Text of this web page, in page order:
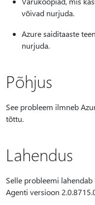
võivad nurjuda.
Azure saiditaaste
nurjuda.
Põhjus
See probleem ilmneb
tõttu.
Lahendus
Selle probleemi
Agenti versioon